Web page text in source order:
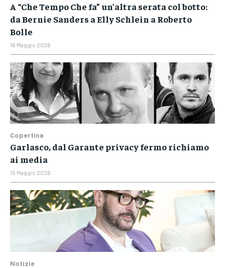
A “Che Tempo Che fa” un’altra serata col botto:
da Bernie Sanders a Elly Schlein a Roberto
Bolle
16 Maggio 2026
Copertina
Garlasco, dal Garante privacy fermo richiamo
ai media
15 Maggio 2026
Notizie